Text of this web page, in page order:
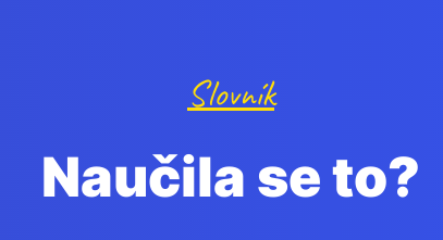
Slovník
Naučila se to?